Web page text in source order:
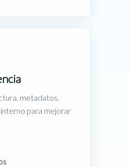
metadatos,
para mejorar